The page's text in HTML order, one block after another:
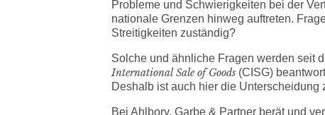
Probleme und Schwierigkeiten bei der
nationale Grenzen hinweg auftreten.
Streitigkeiten zuständig?
Solche und ähnliche Fragen werden seit
International Sale of Goods (CISG)
Deshalb ist auch hier die
Bei Ahlbory, Garbe & Partner berät und